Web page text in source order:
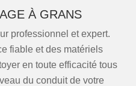
À GRANS
professionnel et expert.
fiable et des matériels
en toute efficacité tous
du conduit de votre